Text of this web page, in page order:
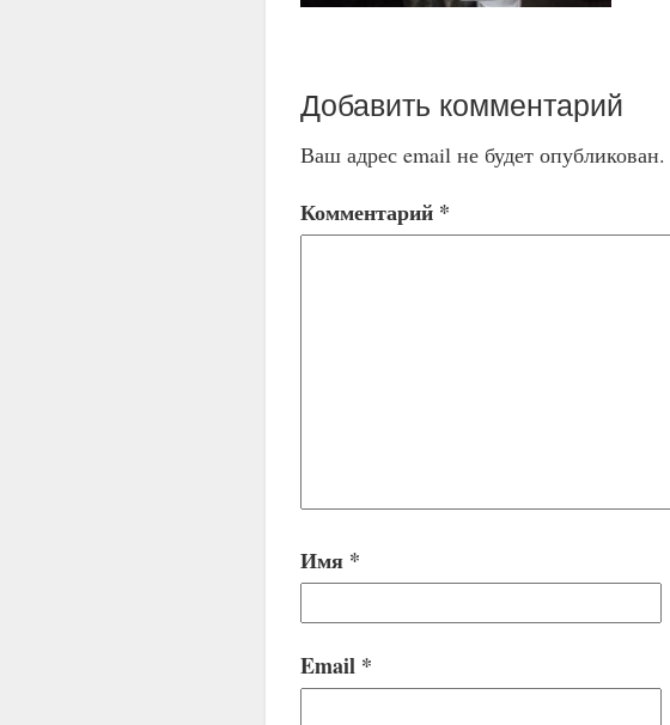
Добавить комментарий
Ваш адрес email не будет опубликован.
Комментарий *
Имя *
Email *